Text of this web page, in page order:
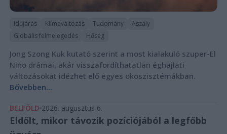
Időjárás Klímaváltozás Tudomány
Aszály
Globális felmelegedés
Hőség
Jong Szong Kuk kutató szerint a most kialakuló szuper-El
Niño drámai, akár visszafordíthatatlan éghajlati
változásokat idézhet elő egyes ökoszisztémákban.
Bővebben...
BELFÖLD 2026. augusztus 6.
Eldőlt, mikor távozik pozíciójából a legfőbb